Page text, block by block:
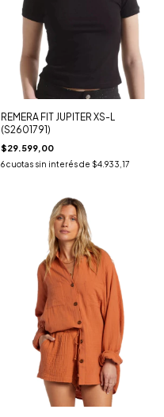
REMERA FIT JUPITER XS-L
(S2601791)
$29.599,00
6 cuotas sin interés de $4.933,17